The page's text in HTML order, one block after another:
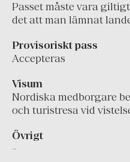
Västindien
Cypern
England
Frankrike
Grekland
Irland
Passet måste vara
det att man lämnat
Provisoriskt pass
Accepteras
Visum
Nordiska medborgare
och turistresa vid
Övrigt
-